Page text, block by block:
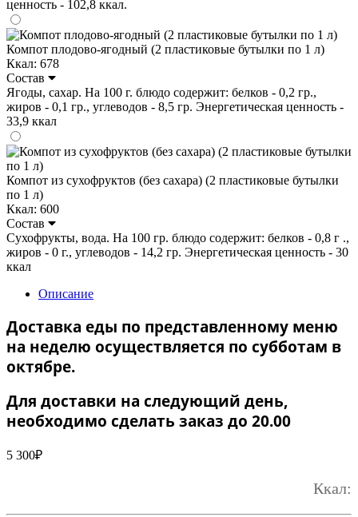
ценность - 102,8 ккал.
Компот плодово-ягодный (2 пластиковые бутылки по 1 л)
Ккал: 678
Состав
Ягоды, сахар. На 100 г. блюдо содержит: белков - 0,2 гр.,
жиров - 0,1 гр., углеводов - 8,5 гр. Энергетическая ценность -
33,9 ккал
Компот из сухофруктов (без сахара) (2 пластиковые бутылки
по 1 л)
Ккал: 600
Состав
Сухофрукты, вода. На 100 гр. блюдо содержит: белков - 0,8 г .,
жиров - 0 г., углеводов - 14,2 гр. Энергетическая ценность - 30
ккал
Описание
Доставка еды по представленному меню
на неделю осуществляется по субботам в
октябре.
Для доставки на следующий день,
необходимо сделать заказ до 20.00
5 300₽
Ккал: